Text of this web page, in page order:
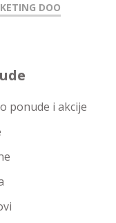
DOO
ponude i akcije